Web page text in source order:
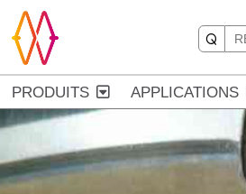
PRODUITS APPLICATIONS